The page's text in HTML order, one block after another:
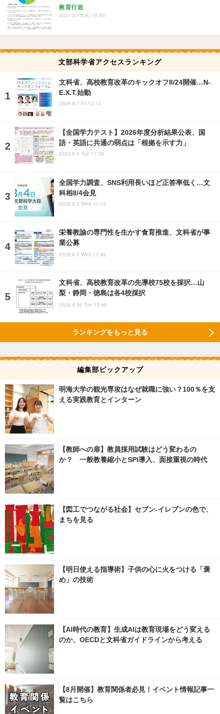
教育行政
2021.3.10(水) 10:50
文部科学省アクセスランキング
文科省、高校教育改革のキックオフ8/24開催…N-
E.X.T.始動
2026.8.7 Fri 12:15
【全国学力テスト】2026年度分析結果公表、国
語・英語に共通の弱点は「根拠を示す力」
2026.8.4 Tue 11:36
全国学力調査、SNS利用長いほど正答率低く…文
科相8/4会見
2026.8.5 Wed 11:15
栄養教諭の専門性を生かす食育推進、文科省が事
業公募
2026.8.5 Wed 11:45
文科省、高校教育改革の先導校75校を採択…山
梨・静岡・徳島は各4校採択
2026.6.30 Tue 15:45
ランキングをもっと見る
編集部ピックアップ
明海大学の観光専攻はなぜ就職に強い？100％を支
える実践教育とインターン
【教師への扉】教員採用試験はどう変わるの
か？ 一般教養縮小とSPI導入、面接重視の時代
【図工でつながる社会】セブン‐イレブンの色で、
まちを見る
【明日使える指導術】子供の心に火をつける「褒
め」の技術
【AI時代の教育】生成AIは教育現場をどう変える
のか、OECDと文科省ガイドラインから考える
【8月開催】教育関係者必見！イベント情報記事一
覧はこちら